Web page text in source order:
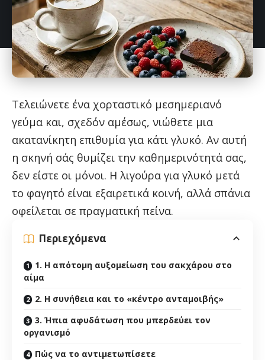
Τελειώνετε ένα χορταστικό μεσημεριανό
γεύμα και, σχεδόν αμέσως, νιώθετε μια
ακατανίκητη επιθυμία για κάτι γλυκό. Αν αυτή
η σκηνή σάς θυμίζει την καθημερινότητά σας,
δεν είστε οι μόνοι. Η λιγούρα για γλυκό μετά
το φαγητό είναι εξαιρετικά κοινή, αλλά σπάνια
οφείλεται σε πραγματική πείνα.
Περιεχόμενα
1. Η απότομη αυξομείωση του σακχάρου στο
αίμα
2. Η συνήθεια και το «κέντρο ανταμοιβής»
3. Ήπια αφυδάτωση που μπερδεύει τον
οργανισμό
Πώς να το αντιμετωπίσετε